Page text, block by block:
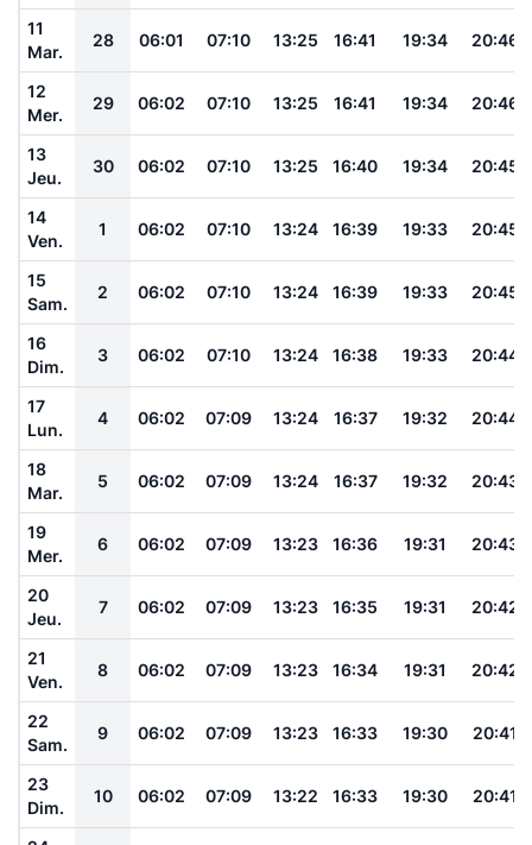
11
Mar.
28 06:01 07:10 13:25 16:41 19:34 20:46
12
Mer.
29 06:02 07:10 13:25 16:41 19:34 20:46
13
Jeu.
30 06:02 07:10 13:25 16:40 19:34 20:45
14
Ven.
1 06:02 07:10 13:24 16:39 19:33 20:45
15
Sam.
2 06:02 07:10 13:24 16:39 19:33 20:45
16
Dim.
3 06:02 07:10 13:24 16:38 19:33 20:44
17
Lun.
4 06:02 07:09 13:24 16:37 19:32 20:44
18
Mar.
5 06:02 07:09 13:24 16:37 19:32 20:43
19
Mer.
6 06:02 07:09 13:23 16:36 19:31 20:43
20
Jeu.
7 06:02 07:09 13:23 16:35 19:31 20:42
21
Ven.
8 06:02 07:09 13:23 16:34 19:31 20:42
22
Sam.
9 06:02 07:09 13:23 16:33 19:30 20:41
23
Dim.
10 06:02 07:09 13:22 16:33 19:30 20:41